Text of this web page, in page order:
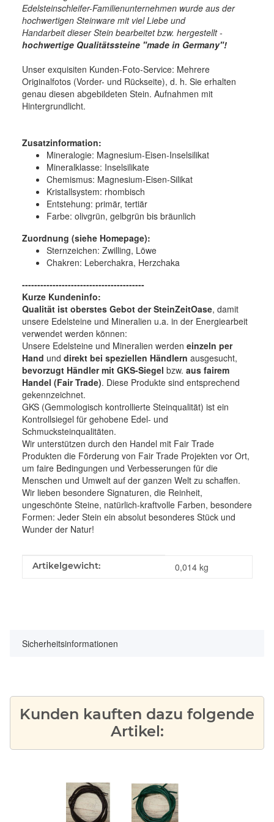
Edelsteinschleifer-Familienunternehmen wurde aus der
hochwertigen Steinware mit viel Liebe und
Handarbeit dieser Stein bearbeitet bzw. hergestellt -
hochwertige Qualitätssteine "made in Germany"!
Unser exquisiten Kunden-Foto-Service: Mehrere
Originalfotos (Vorder- und Rückseite), d. h. Sie erhalten
genau diesen abgebildeten Stein. Aufnahmen mit
Hintergrundlicht.
Zusatzinformation:
Mineralogie: Magnesium-Eisen-Inselsilikat
Mineralklasse: Inselsilikate
Chemismus: Magnesium-Eisen-Silikat
Kristallsystem: rhombisch
Entstehung: primär, tertiär
Farbe: olivgrün, gelbgrün bis bräunlich
Zuordnung (siehe Homepage):
Sternzeichen: Zwilling, Löwe
Chakren: Leberchakra, Herzchaka
----------------------------------------
Kurze Kundeninfo:
Qualität ist oberstes Gebot der SteinZeitOase, damit
unsere Edelsteine und Mineralien u.a. in der Energiearbeit
verwendet werden können:
Unsere Edelsteine und Mineralien werden einzeln per
Hand und direkt bei speziellen Händlern ausgesucht,
bevorzugt Händler mit GKS-Siegel bzw. aus fairem
Handel (Fair Trade). Diese Produkte sind entsprechend
gekennzeichnet.
GKS (Gemmologisch kontrollierte Steinqualität) ist ein
Kontrollsiegel für gehobene Edel- und
Schmucksteinqualitäten.
Wir unterstützen durch den Handel mit Fair Trade
Produkten die Förderung von Fair Trade Projekten vor Ort,
um faire Bedingungen und Verbesserungen für die
Menschen und Umwelt auf der ganzen Welt zu schaffen.
Wir lieben besondere Signaturen, die Reinheit,
ungeschönte Steine, natürlich-kraftvolle Farben, besondere
Formen: Jeder Stein ein absolut besonderes Stück und
Wunder der Natur!
Produkteigenschaft
Wert
Artikelgewicht: 0,014 kg
Sicherheitsinformationen
Kunden kauften dazu folgende
Artikel: